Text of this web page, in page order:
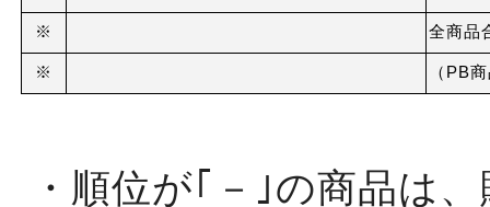
※ 全商品
※ （PB
・順位が｢－｣の商品は